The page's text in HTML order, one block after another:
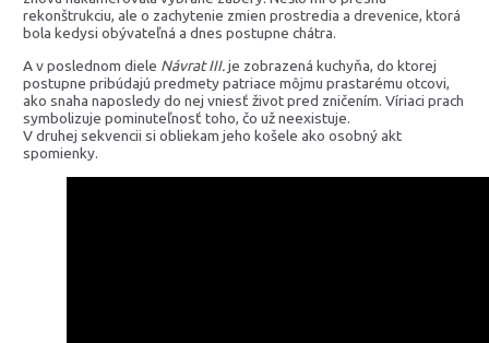
rekonštrukciu, ale o zachytenie zmien prostredia a drevenice, ktorá
bola kedysi obývateľná a dnes postupne chátra.
A v poslednom diele Návrat III.je zobrazená kuchyňa, do ktorej
postupne pribúdajú predmety patriace môjmu prastarému otcovi,
ako snaha naposledy do nej vniesť život pred zničením. Víriaci prach
symbolizuje pominuteľnosť toho, čo už neexistuje.
V druhej sekvencii si obliekam jeho košele ako osobný akt
spomienky.